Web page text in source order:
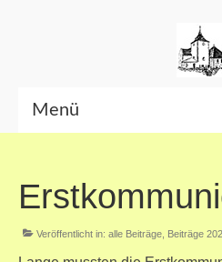
Menü
Datenschutzerklärung
Veröffentlicht in: alle Beiträge Beiträge